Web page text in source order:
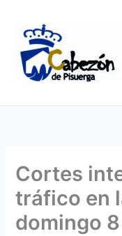
contenido
Cortes
tráfico en
domingo